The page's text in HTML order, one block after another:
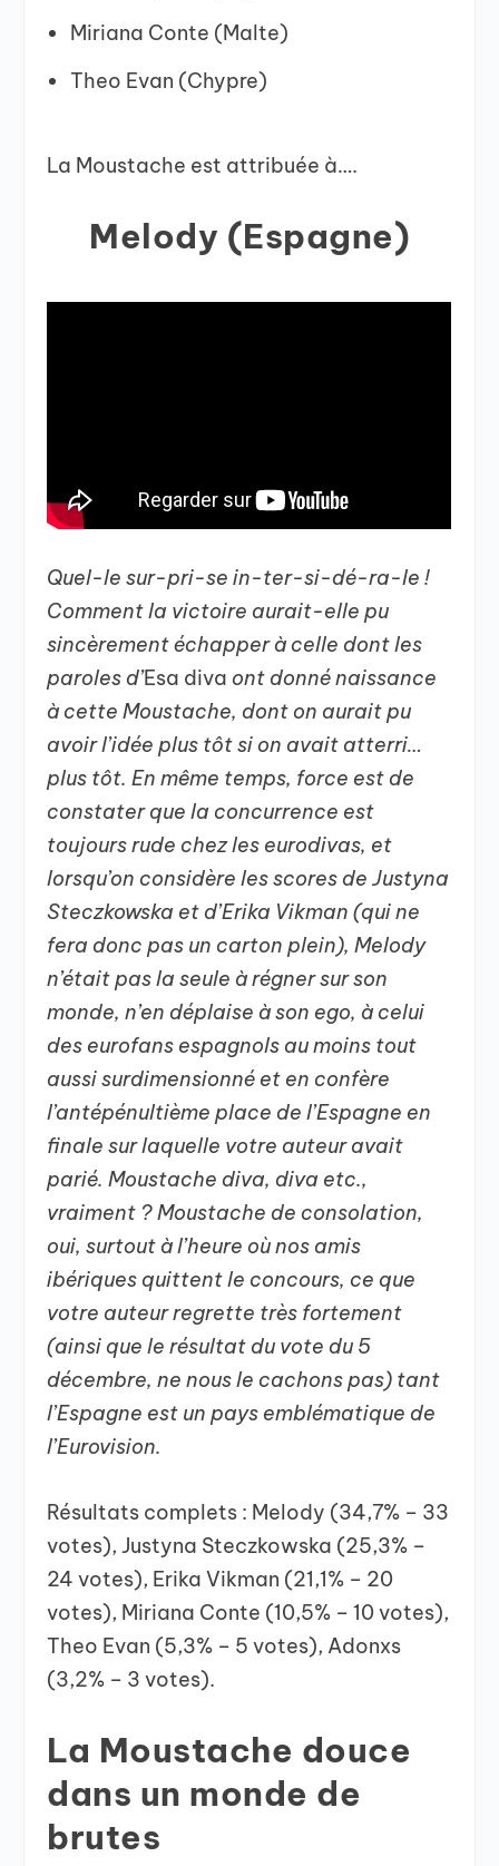
Miriana Conte (Malte)
Theo Evan (Chypre)
La Moustache est attribuée à….
Melody (Espagne)
Quel-le sur-pri-se in-ter-si-dé-ra-le !
Comment la victoire aurait-elle pu
sincèrement échapper à celle dont les
paroles d’Esa diva ont donné naissance
à cette Moustache, dont on aurait pu
avoir l’idée plus tôt si on avait atterri…
plus tôt. En même temps, force est de
constater que la concurrence est
toujours rude chez les eurodivas, et
lorsqu’on considère les scores de Justyna
Steczkowska et d’Erika Vikman (qui ne
fera donc pas un carton plein), Melody
n’était pas la seule à régner sur son
monde, n’en déplaise à son ego, à celui
des eurofans espagnols au moins tout
aussi surdimensionné et en confère
l’antépénultième place de l’Espagne en
finale sur laquelle votre auteur avait
parié. Moustache diva, diva etc.,
vraiment ? Moustache de consolation,
oui, surtout à l’heure où nos amis
ibériques quittent le concours, ce que
votre auteur regrette très fortement
(ainsi que le résultat du vote du 5
décembre, ne nous le cachons pas) tant
l’Espagne est un pays emblématique de
l’Eurovision.
Résultats complets : Melody (34,7% – 33
votes), Justyna Steczkowska (25,3% –
24 votes), Erika Vikman (21,1% – 20
votes), Miriana Conte (10,5% – 10 votes),
Theo Evan (5,3% – 5 votes), Adonxs
(3,2% – 3 votes).
La Moustache douce
dans un monde de
brutes